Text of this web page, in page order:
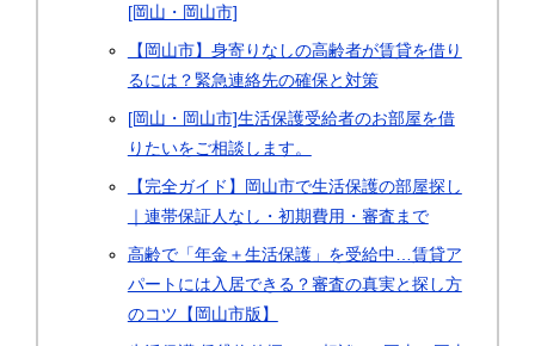
[岡山・岡山市]
【岡山市】身寄りなしの高齢者が賃貸を借り
るには？緊急連絡先の確保と対策
[岡山・岡山市]生活保護受給者のお部屋を借
りたいをご相談します。
【完全ガイド】岡山市で生活保護の部屋探し
｜連帯保証人なし・初期費用・審査まで
高齢で「年金＋生活保護」を受給中…賃貸ア
パートには入居できる？審査の真実と探し方
のコツ【岡山市版】